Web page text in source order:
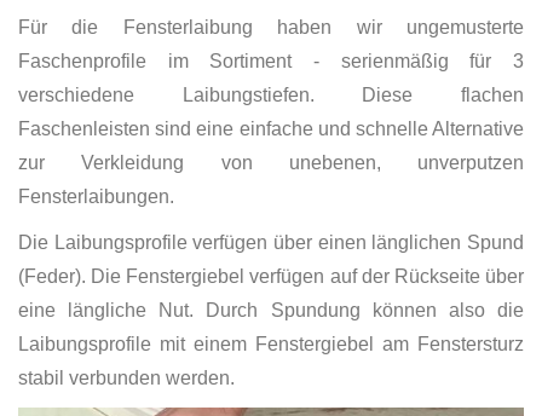
Für die Fensterlaibung haben wir ungemusterte
Faschenprofile im Sortiment - serienmäßig für 3
verschiedene Laibungstiefen. Diese flachen
Faschenleisten sind eine einfache und schnelle Alternative
zur Verkleidung von unebenen, unverputzen
Fensterlaibungen.
Die Laibungsprofile verfügen über einen länglichen Spund
(Feder). Die Fenstergiebel verfügen auf der Rückseite über
eine längliche Nut. Durch Spundung können also die
Laibungsprofile mit einem Fenstergiebel am Fenstersturz
stabil verbunden werden.